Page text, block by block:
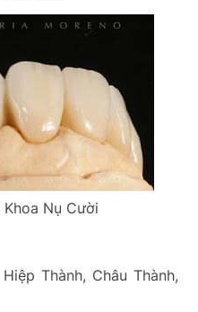
Khoa Nụ Cười
Thành, Châu Thành,